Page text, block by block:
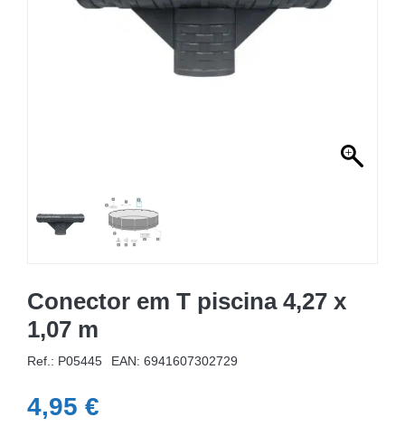
MOBILIÁRIO INSUFLÁVEL
Conector em T piscina 4,27 x
1,07 m
Ref.: P05445 EAN: 6941607302729
4,95 €